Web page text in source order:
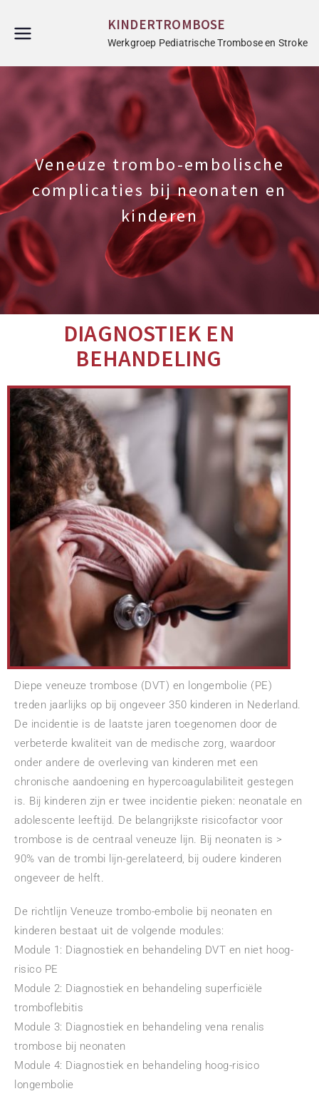
KINDERTROMBOSE
Werkgroep Pediatrische Trombose en Stroke
Veneuze trombo-embolische
complicaties bij neonaten en
kinderen
DIAGNOSTIEK EN
BEHANDELING
Diepe veneuze trombose (DVT) en longembolie (PE)
treden jaarlijks op bij ongeveer 350 kinderen in Nederland.
De incidentie is de laatste jaren toegenomen door de
verbeterde kwaliteit van de medische zorg, waardoor
onder andere de overleving van kinderen met een
chronische aandoening en hypercoagulabiliteit gestegen
is. Bij kinderen zijn er twee incidentie pieken: neonatale en
adolescente leeftijd. De belangrijkste risicofactor voor
trombose is de centraal veneuze lijn. Bij neonaten is >
90% van de trombi lijn-gerelateerd, bij oudere kinderen
ongeveer de helft.
De richtlijn Veneuze trombo-embolie bij neonaten en
kinderen bestaat uit de volgende modules:
Module 1: Diagnostiek en behandeling DVT en niet hoog-
risico PE
Module 2: Diagnostiek en behandeling superficiële
tromboflebitis
Module 3: Diagnostiek en behandeling vena renalis
trombose bij neonaten
Module 4: Diagnostiek en behandeling hoog-risico
longembolie